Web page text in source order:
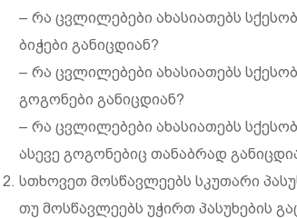
– რა ცვლილებები ახასიათებს
ბიჭები განიცდიან?
– რა ცვლილებები ახასიათებს
გოგონები განიცდიან?
– რა ცვლილებები ახასიათებს
ასევე გოგონებიც თანაბრად
სთხოვეთ მოსწავლეებს სკუთარი
თუ მოსწავლეებს უჭირთ პასუხების